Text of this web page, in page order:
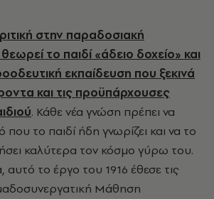
στην παραδοσιακή
το παιδί «άδειο δοχείο» και
εκπαίδευση που ξεκινά
και τις προϋπάρχουσες
. Κάθε νέα γνώση πρέπει να
που το παιδί ήδη γνωρίζει και να το
καλύτερα τον κόσμο γύρω του.
αυτό το έργο του 1916 έθεσε τις
Μάθηση